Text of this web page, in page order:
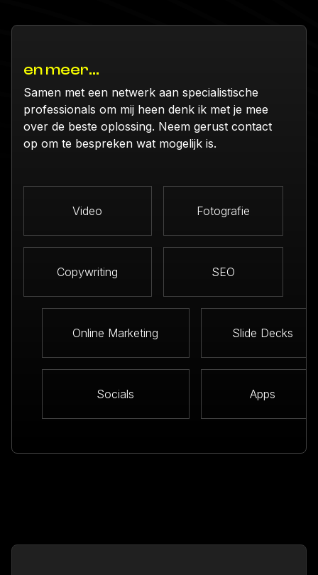
en meer...
Samen met een netwerk aan specialistische
professionals om mij heen denk ik met je mee
over de beste oplossing. Neem gerust contact
op om te bespreken wat mogelijk is.
Video Fotografie
Copywriting SEO
Online Marketing Slide Decks
Socials Apps